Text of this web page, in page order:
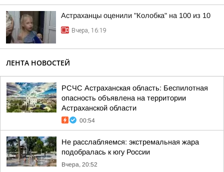
Астраханцы оценили "Колобка" на 100 из 10
Вчера, 16:19
ЛЕНТА НОВОСТЕЙ
РСЧС Астраханская область: Беспилотная
опасность объявлена на территории
Астраханской области
00:54
Не расслабляемся: экстремальная жара
подобралась к югу России
Вчера, 20:52